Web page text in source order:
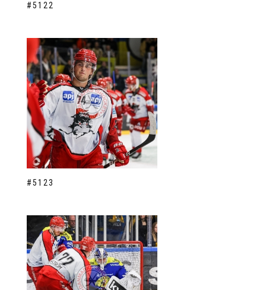
#5122
#5123